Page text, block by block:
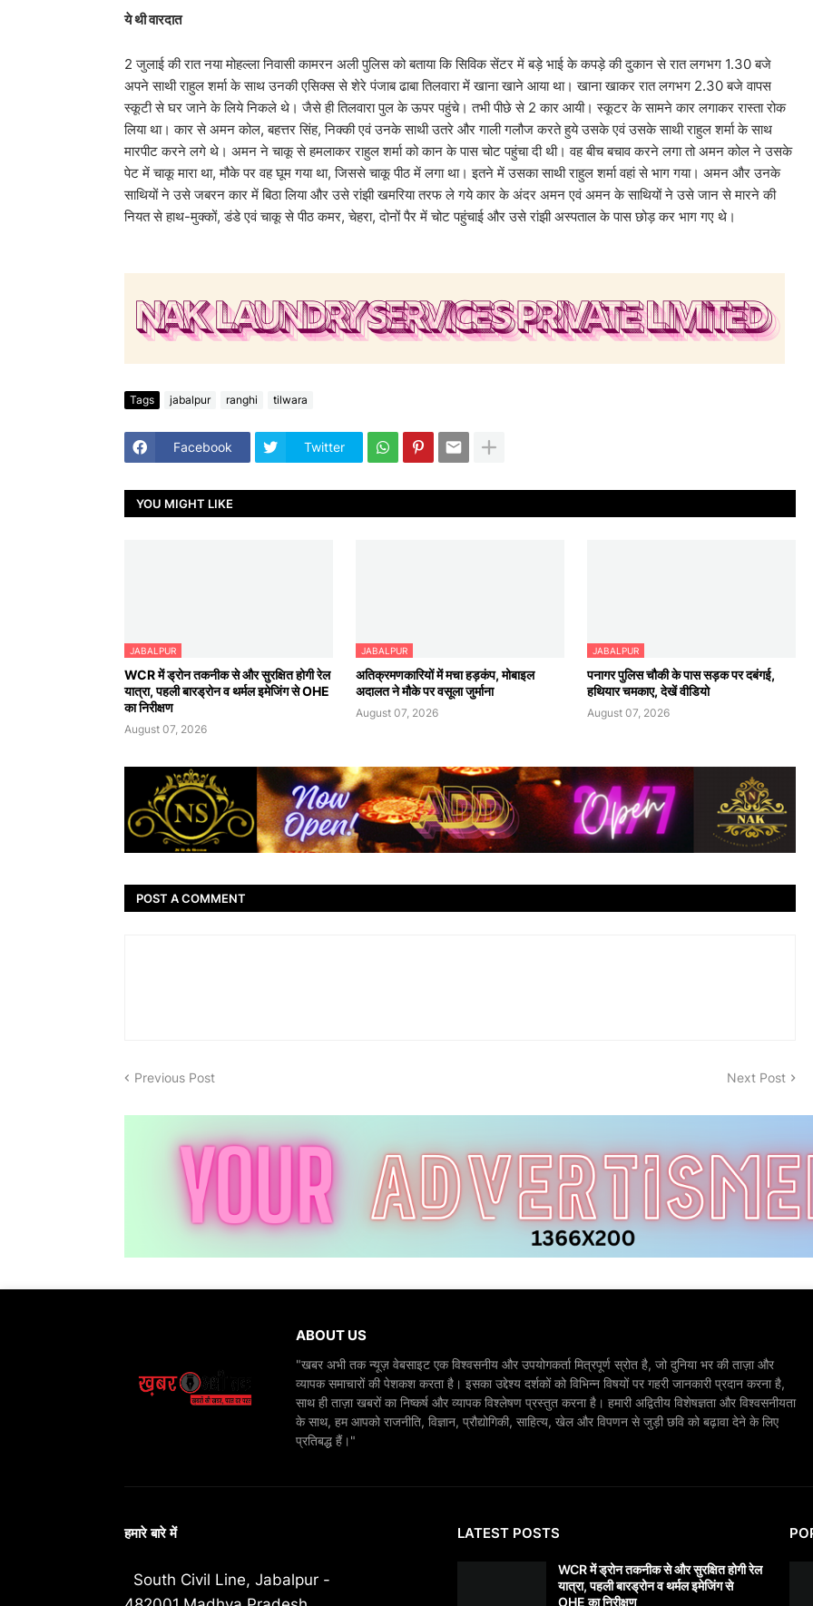
ये थी वारदात
2 जुलाई की रात नया मोहल्ला निवासी कामरन अली पुलिस को बताया कि सिविक सेंटर में बड़े भाई के कपड़े की दुकान से रात लगभग 1.30 बजे
अपने साथी राहुल शर्मा के साथ उनकी एसिक्स से शेरे पंजाब ढाबा तिलवारा में खाना खाने आया था। खाना खाकर रात लगभग 2.30 बजे वापस
स्कूटी से घर जाने के लिये निकले थे। जैसे ही तिलवारा पुल के ऊपर पहुंचे। तभी पीछे से 2 कार आयी। स्कूटर के सामने कार लगाकर रास्ता रोक
लिया था। कार से अमन कोल, बहत्तर सिंह, निक्की एवं उनके साथी उतरे और गाली गलौज करते हुये उसके एवं उसके साथी राहुल शर्मा के साथ
मारपीट करने लगे थे। अमन ने चाकू से हमलाकर राहुल शर्मा को कान के पास चोट पहुंचा दी थी। वह बीच बचाव करने लगा तो अमन कोल ने उसके
पेट में चाकू मारा था, मौके पर वह घूम गया था, जिससे चाकू पीठ में लगा था। इतने में उसका साथी राहुल शर्मा वहां से भाग गया। अमन और उनके
साथियों ने उसे जबरन कार में बिठा लिया और उसे रांझी खमरिया तरफ ले गये कार के अंदर अमन एवं अमन के साथियों ने उसे जान से मारने की
नियत से हाथ-मुक्कों, डंडे एवं चाकू से पीठ कमर, चेहरा, दोनों पैर में चोट पहुंचाई और उसे रांझी अस्पताल के पास छोड़ कर भाग गए थे।
Tags jabalpur ranghi tilwara
Facebook Twitter
YOU MIGHT LIKE
JABALPUR
WCR में ड्रोन तकनीक से और सुरक्षित होगी रेल
यात्रा, पहली बारड्रोन व थर्मल इमेजिंग से OHE
का निरीक्षण
August 07, 2026
JABALPUR
अतिक्रमणकारियों में मचा हड़कंप, मोबाइल
अदालत ने मौके पर वसूला जुर्माना
August 07, 2026
JABALPUR
पनागर पुलिस चौकी के पास सड़क पर दबंगई,
हथियार चमकाए, देखें वीडियो
August 07, 2026
POST A COMMENT
Previous Post Next Post
ABOUT US
"खबर अभी तक न्यूज़ वेबसाइट एक विश्वसनीय और उपयोगकर्ता मित्रपूर्ण स्रोत है, जो दुनिया भर की ताज़ा और
व्यापक समाचारों की पेशकश करता है। इसका उद्देश्य दर्शकों को विभिन्न विषयों पर गहरी जानकारी प्रदान करना है,
साथ ही ताज़ा खबरों का निष्कर्ष और व्यापक विश्लेषण प्रस्तुत करना है। हमारी अद्वितीय विशेषज्ञता और विश्वसनीयता
के साथ, हम आपको राजनीति, विज्ञान, प्रौद्योगिकी, साहित्य, खेल और विपणन से जुड़ी छवि को बढ़ावा देने के लिए
प्रतिबद्ध हैं।"
हमारे बारे में
South Civil Line, Jabalpur -
LATEST POSTS
WCR में ड्रोन तकनीक से और सुरक्षित होगी रेल
यात्रा, पहली बारड्रोन व थर्मल इमेजिंग से
OHE का निरीक्षण